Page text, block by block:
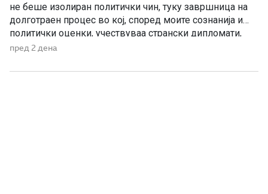
не беше изолиран политички чин, туку завршница на
долготраен процес во кој, според моите сознанија и
политички оценки, учествуваа странски дипломати,
домашни политичари и регионални центри на влијание.
американскиот дипломат Филип Рикер, кој долги
пред 2 дена